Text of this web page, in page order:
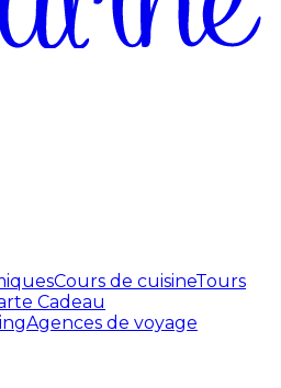
Cours de cuisineTours
Cadeau
Agences de voyage